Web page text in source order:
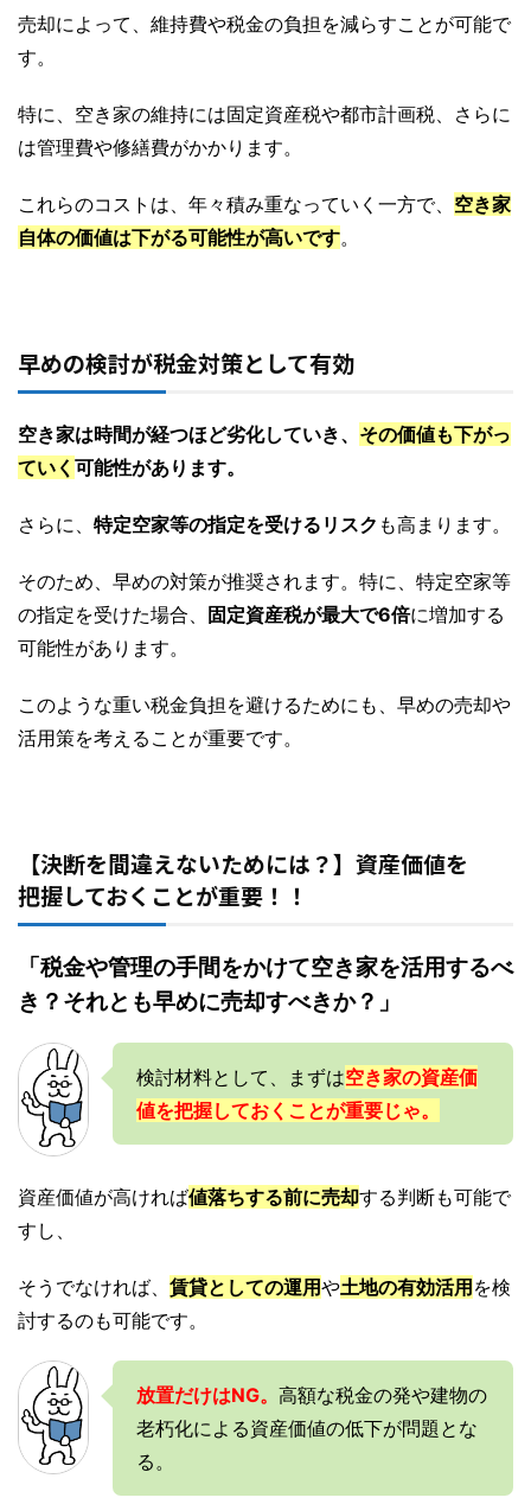
売却によって、維持費や税金の負担を減らすことが可能で
す。
特に、空き家の維持には固定資産税や都市計画税、さらに
は管理費や修繕費がかかります。
これらのコストは、年々積み重なっていく一方で、 空き家
自体の価値は下がる可能性が高いです。
早めの検討が税金対策として有効
空き家は時間が経つほど劣化していき、 その価値も下がっ
ていく 可能性があります。
さらに、 特定空家等の指定を受けるリスク も高まります。
そのため、早めの対策が推奨されます。特に、特定空家等
の指定を受けた場合、
固定資産税が最大で6倍に増加する
可能性があります。
このような重い税金負担を避けるためにも、早めの売却や
活用策を考えることが重要です。
【決断を間違えないためには？】資産価値を
把握しておくことが重要！！
「税金や管理の手間をかけて空き家を活用するべ
き？それとも早めに売却すべきか？」
検討材料として、まずは空き家の資産価
値を把握しておくことが重要じゃ。
資産価値が高ければ値落ちする前に売却する判断も可能で
すし、
そうでなければ、 賃貸としての運用や土地の有効活用 を検
討するのも可能です。
放置だけはNG。 高額な税金の発や建物の
老朽化による資産価値の低下が問題とな
る。